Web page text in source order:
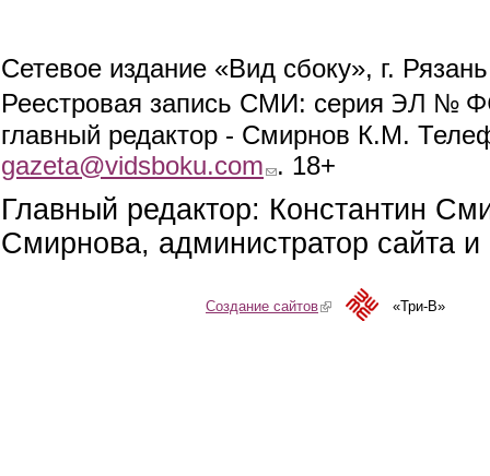
Сетевое издание «Вид сбоку», г.
Реестровая запись СМИ: серия ЭЛ №
главный редактор - Смирнов К.М.
gazeta@vidsboku.com (link sends e-mail)
. 18+
Главный редактор: Константин
Смирнова, администратор сайта
Создание сайтов(link is external)«Три-В»